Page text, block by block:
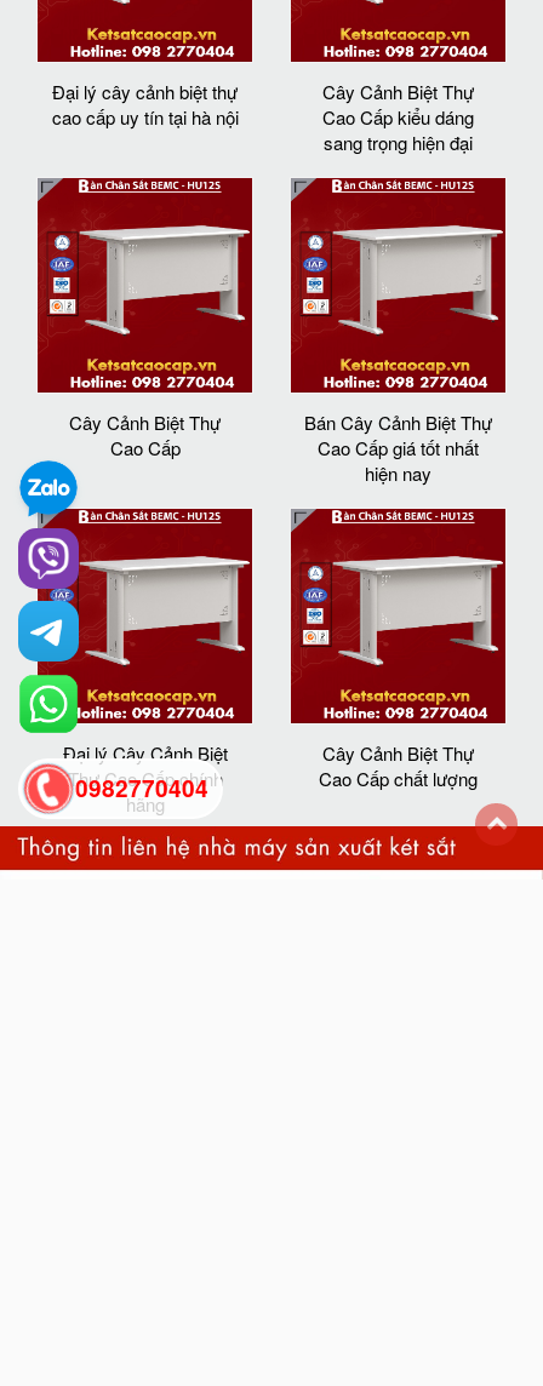
Đại lý cây cảnh biệt thự
cao cấp uy tín tại hà nội
Cây Cảnh Biệt Thự
Cao Cấp kiểu dáng
sang trọng hiện đại
Cây Cảnh Biệt Thự
Cao Cấp
Bán Cây Cảnh Biệt Thự
Cao Cấp giá tốt nhất
hiện nay
Đại lý Cây Cảnh Biệt
Thự Cao Cấp chính
hãng
Cây Cảnh Biệt Thự
Cao Cấp chất lượng
0982770404
back